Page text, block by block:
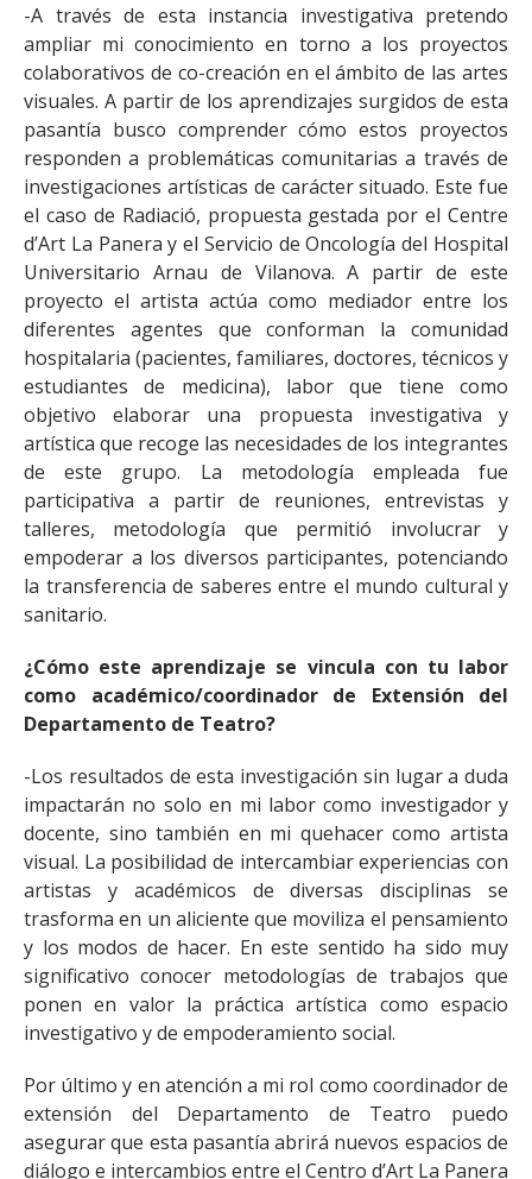
-A través de esta instancia investigativa pretendo
ampliar mi conocimiento en torno a los proyectos
colaborativos de co-creación en el ámbito de las artes
visuales. A partir de los aprendizajes surgidos de esta
pasantía busco comprender cómo estos proyectos
responden a problemáticas comunitarias a través de
investigaciones artísticas de carácter situado. Este fue
el caso de Radiació, propuesta gestada por el Centre
d’Art La Panera y el Servicio de Oncología del Hospital
Universitario Arnau de Vilanova. A partir de este
proyecto el artista actúa como mediador entre los
diferentes agentes que conforman la comunidad
hospitalaria (pacientes, familiares, doctores, técnicos y
estudiantes de medicina), labor que tiene como
objetivo elaborar una propuesta investigativa y
artística que recoge las necesidades de los integrantes
de este grupo. La metodología empleada fue
participativa a partir de reuniones, entrevistas y
talleres, metodología que permitió involucrar y
empoderar a los diversos participantes, potenciando
la transferencia de saberes entre el mundo cultural y
sanitario.
¿Cómo este aprendizaje se vincula con tu labor
como académico/coordinador de Extensión del
Departamento de Teatro?
-Los resultados de esta investigación sin lugar a duda
impactarán no solo en mi labor como investigador y
docente, sino también en mi quehacer como artista
visual. La posibilidad de intercambiar experiencias con
artistas y académicos de diversas disciplinas se
trasforma en un aliciente que moviliza el pensamiento
y los modos de hacer. En este sentido ha sido muy
significativo conocer metodologías de trabajos que
ponen en valor la práctica artística como espacio
investigativo y de empoderamiento social.
Por último y en atención a mi rol como coordinador de
extensión del Departamento de Teatro puedo
asegurar que esta pasantía abrirá nuevos espacios de
diálogo e intercambios entre el Centro d’Art La Panera